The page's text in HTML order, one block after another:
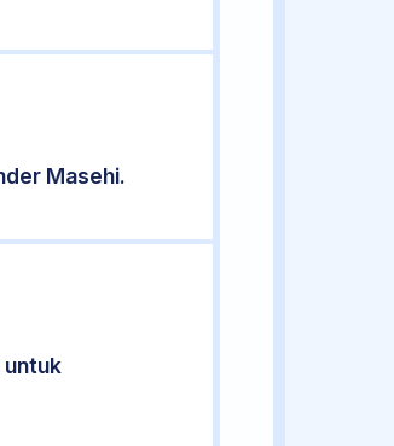
Masehi.
untuk